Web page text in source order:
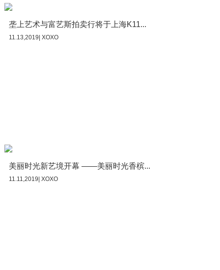
垄上艺术与富艺斯拍卖行将于上海K11...
11.13,2019| XOXO
美丽时光新艺境开幕 ——美丽时光香槟...
11.11,2019| XOXO